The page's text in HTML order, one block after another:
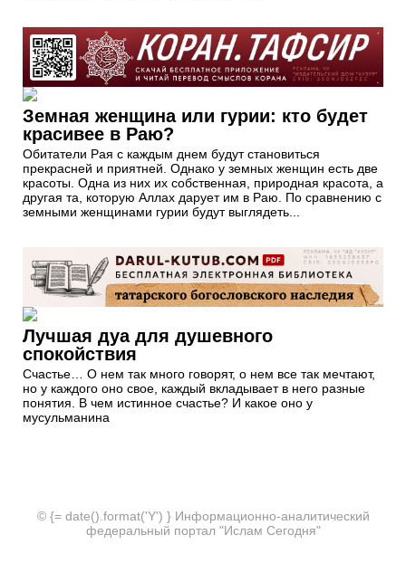
Земная женщина или гурии: кто будет
красивее в Раю?
Обитатели Рая с каждым днем будут становиться
прекрасней и приятней. Однако у земных женщин есть две
красоты. Одна из них их собственная, природная красота, а
другая та, которую Аллах дарует им в Раю. По сравнению с
земными женщинами гурии будут выглядеть...
Лучшая дуа для душевного
спокойствия
Счастье… О нем так много говорят, о нем все так мечтают,
но у каждого оно свое, каждый вкладывает в него разные
понятия. В чем истинное счастье? И какое оно у
мусульманина
© {= date().format('Y') } Информационно-аналитический
федеральный портал "Ислам Сегодня"